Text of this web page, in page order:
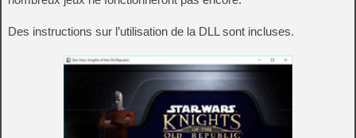
Des instructions sur l’utilisation de la DLL sont incluses.